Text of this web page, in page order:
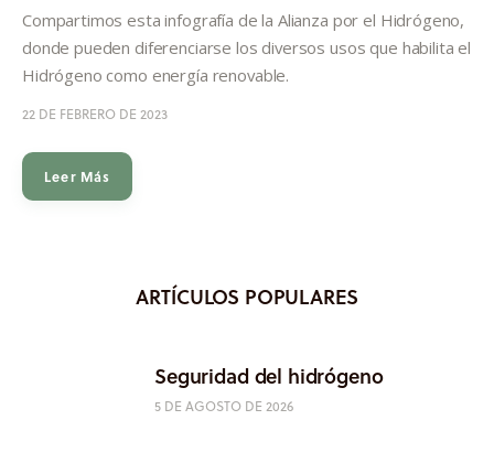
Quiénes somos
Compartimos esta infografía de la Alianza por el Hidrógeno,
donde pueden diferenciarse los diversos usos que habilita el
Hidrógeno como energía renovable.
22 DE FEBRERO DE 2023
Leer Más
ARTÍCULOS POPULARES
Seguridad del hidrógeno
5 DE AGOSTO DE 2026